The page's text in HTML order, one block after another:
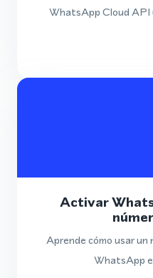
WhatsApp Cloud API
Activar
Aprende cómo usar
WhatsApp